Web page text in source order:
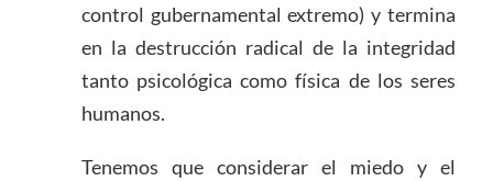
control gubernamental extremo) y termina
en la destrucción radical de la integridad
tanto psicológica como física de los seres
humanos.
Tenemos que considerar el miedo y el